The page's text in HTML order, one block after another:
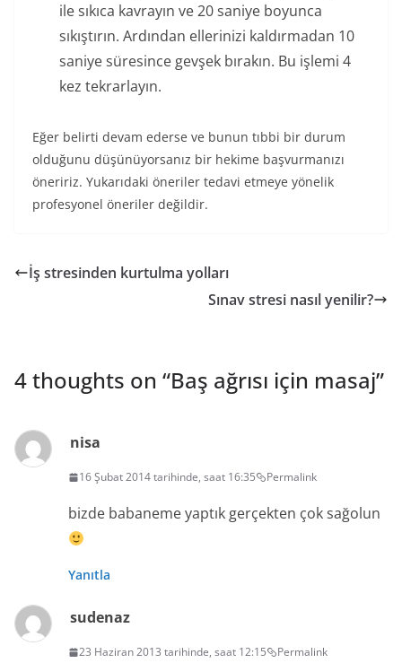
ile sıkıca kavrayın ve 20 saniye boyunca
sıkıştırın. Ardından ellerinizi kaldırmadan 10
saniye süresince gevşek bırakın. Bu işlemi 4
kez tekrarlayın.
Eğer belirti devam ederse ve bunun tıbbi bir durum
olduğunu düşünüyorsanız bir hekime başvurmanızı
öneririz. Yukarıdaki öneriler tedavi etmeye yönelik
profesyonel öneriler değildir.
İş stresinden kurtulma yolları
Sınav stresi nasıl yenilir?
4 thoughts on “Baş ağrısı için masaj”
nisa
16 Şubat 2014 tarihinde, saat 16:35 Permalink
bizde babaneme yaptık gerçekten çok sağolun
Yanıtla
sudenaz
23 Haziran 2013 tarihinde, saat 12:15 Permalink